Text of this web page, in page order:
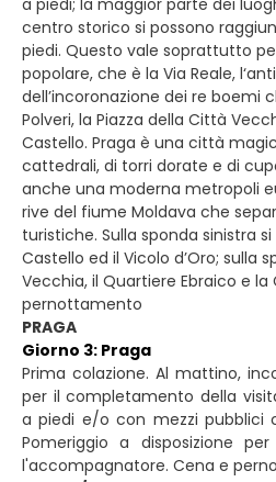
centro storico si possono
piedi. Questo vale soprattutto
popolare, che è la Via Reale,
dell’incoronazione dei re boemi
Polveri, la Piazza della Città
Castello. Praga è una città
cattedrali, di torri dorate e di
anche una moderna metropoli
rive del fiume Moldava che
turistiche. Sulla sponda sinistra
Castello ed il Vicolo d’Oro; sulla
Vecchia, il Quartiere Ebraico e la
pernottamento
PRAGA
Giorno 3: Praga
Prima colazione. Al mattino,
per il completamento della
a piedi e/o con mezzi pubblici
Pomeriggio a disposizione
l'accompagnatore. Cena e